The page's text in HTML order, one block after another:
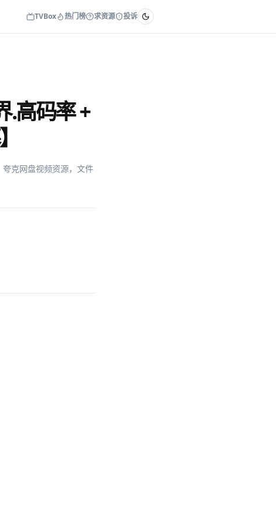
TVBox 热门榜 求资源 投诉
.高码率 +
夸克网盘视频资源，文件